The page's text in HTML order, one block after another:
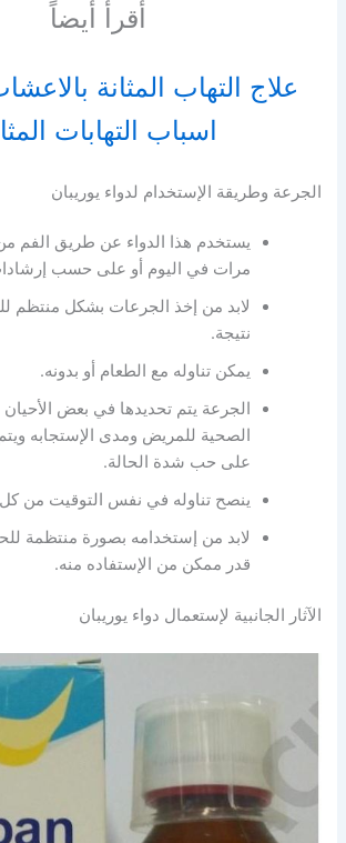
أقرأ أيضاً
علاج التهاب المثانة
اسباب التهابات
الجرعة وطريقة الإستخدام لدواء يوريبان
يستخدم هذا الدواء عن طريق الفم
مرات في اليوم أو على حسب
لابد من إخذ الجرعات بشكل
نتيجة.
يمكن تناوله مع الطعام أو بدونه.
الجرعة يتم تحديدها في بعض
الصحية للمريض ومدى الإستجابه
على حب شدة الحالة.
ينصح تناوله في نفس التوقيت من
لابد من إستخدامه بصورة منتظمة
قدر ممكن من الإستفاده منه.
الآثار الجانبية لإستعمال دواء يوريبان